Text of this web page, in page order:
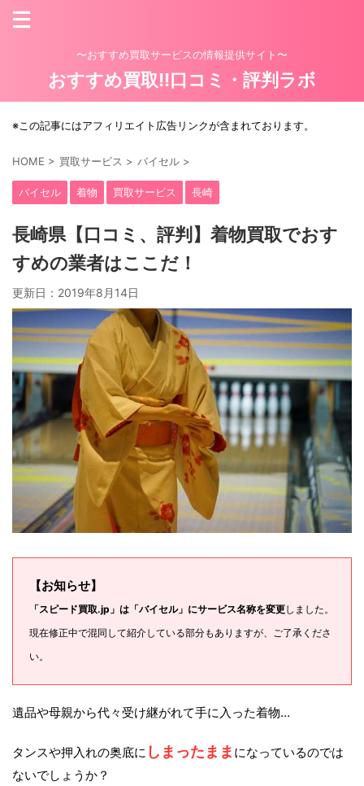
〜おすすめ買取サービスの情報提供サイト〜
おすすめ買取!!口コミ・評判ラボ
※この記事にはアフィリエイト広告リンクが含まれております。
HOME > 買取サービス > バイセル >
バイセル 着物 買取サービス 長崎
長崎県【口コミ、評判】着物買取でおす
すめの業者はここだ！
更新日： 2019年8月14日
【お知らせ】
「スピード買取.jp」は「バイセル」にサービス名称を変更しました。
現在修正中で混同して紹介している部分もありますが、ご了承くださ
い。
遺品や母親から代々受け継がれて手に入った着物…
タンスや押入れの奥底に しまったまま になっているのでは
ないでしょうか？